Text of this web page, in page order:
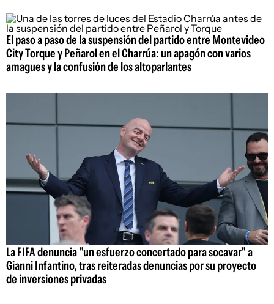
El paso a paso de la suspensión del partido entre Montevideo
City Torque y Peñarol en el Charrúa: un apagón con varios
amagues y la confusión de los altoparlantes
La FIFA denuncia "un esfuerzo concertado para socavar" a
Gianni Infantino, tras reiteradas denuncias por su proyecto
de inversiones privadas